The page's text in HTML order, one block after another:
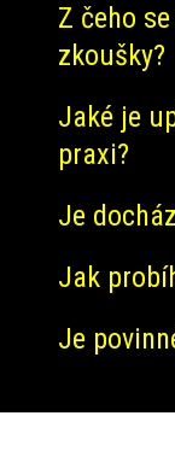
Z čeho
zkoušky?
Jaké je
praxi?
Je
Jak
Je